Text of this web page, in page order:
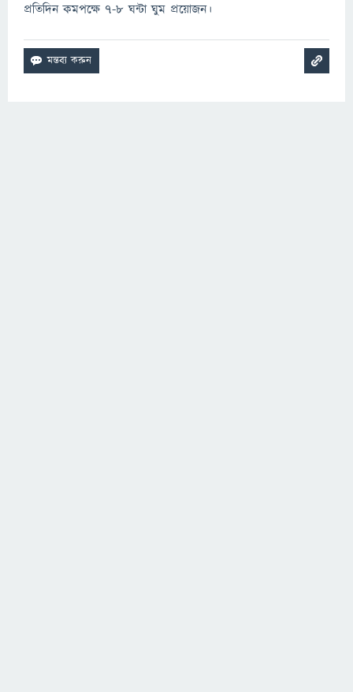
প্রতিদিন কমপক্ষে ৭-৮ ঘন্টা ঘুম প্রয়োজন।